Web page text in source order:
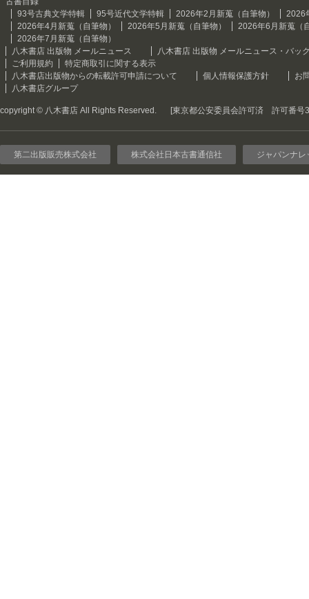
93号古典文学特輯
95号近代文学特輯 2026年2月新蒐（自筆物）
2026
2026年4月新蒐（自筆物）
2026年5月新蒐（自筆物）
2026年6月新蒐（
2026年7月新蒐（自筆物）
八木書店 出版物 メールニュース
八木書店 出版物 メールニュース・バッ
ご利用規約
特定商取引に関する表示
八木書店出版物からの転載許可申請について
個人情報保護方針
お
八木書店グループ
copyright © 八木書店 All Rights Reserved. [東京都公安委員会許可済 許可番号
第二出版販売株式会社 株式会社日本古書通信社 ジャパンナレ